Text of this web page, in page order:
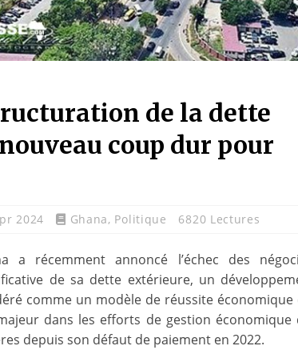
de la dette
coup dur pour
2024 Ghana, Politique 6820 Lectures
a récemment annoncé l’échec des
de sa dette extérieure, un
comme un modèle de réussite économique
dans les efforts de gestion économique
depuis son défaut de paiement en 2022.